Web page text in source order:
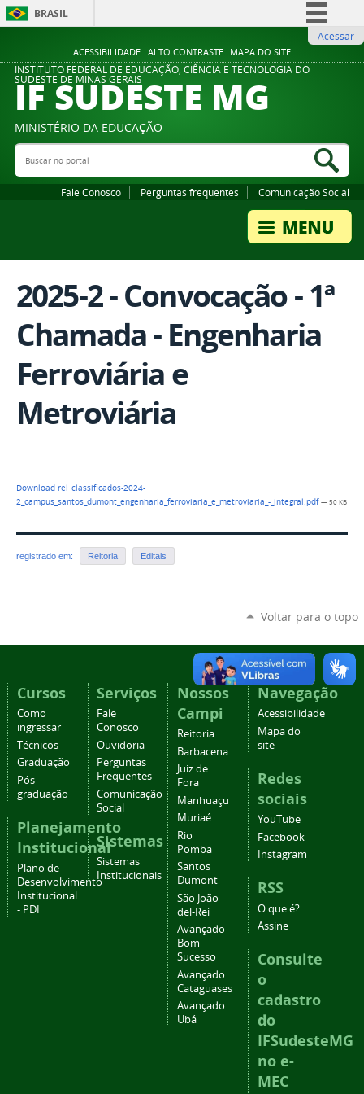
ACESSIBILIDADE ALTO CONTRASTE MAPA DO SITE
BRASIL
Comunica BR
Participe
Legislação
Acessar
INSTITUTO FEDERAL DE EDUCAÇÃO, CIÊNCIA E TECNOLOGIA DO
SUDESTE DE MINAS GERAIS
IF SUDESTE MG
MINISTÉRIO DA EDUCAÇÃO
Buscar no portal
Fale Conosco Perguntas frequentes Comunicação Social
2025-2 - Convocação - 1ª
Chamada - Engenharia
Ferroviária e
Metroviária
Download rel_classificados-2024-
2_campus_santos_dumont_engenharia_ferroviaria_e_metroviaria_-_integral.pdf— 50 KB
registrado em: Reitoria Editais
Voltar para o topo
Cursos
Como
ingressar
Técnicos
Graduação
Pós-
graduação
Planejamento
Institucional
Plano de
Desenvolvimento
Institucional
- PDI
Serviços
Fale
Conosco
Ouvidoria
Perguntas
Frequentes
Comunicação
Social
Sistemas
Sistemas
Institucionais
Nossos
Campi
Reitoria
Barbacena
Juiz de
Fora
Manhuaçu
Muriaé
Rio
Pomba
Santos
Dumont
São João
del-Rei
Avançado
Bom
Sucesso
Avançado
Cataguases
Avançado
Ubá
Navegação
Acessibilidade
Mapa do
site
Redes
sociais
YouTube
Facebook
Instagram
RSS
O que é?
Assine
Consulte
o
cadastro
do
IFSudesteMG
no e-
MEC